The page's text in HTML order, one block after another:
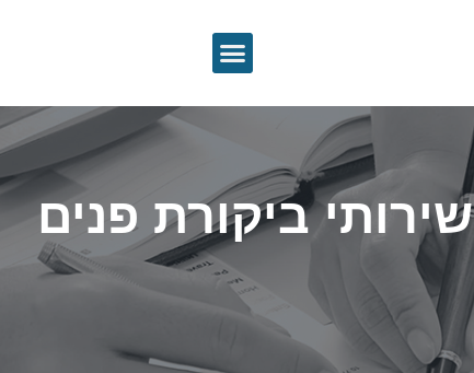
שירותי ביקורת פנים